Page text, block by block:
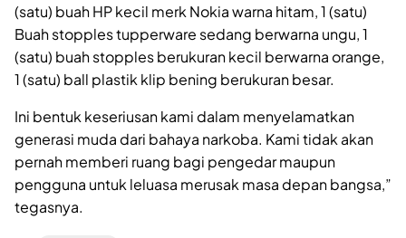
(satu) buah HP kecil merk Nokia warna hitam, 1 (satu)
Buah stopples tupperware sedang berwarna ungu, 1
(satu) buah stopples berukuran kecil berwarna orange,
1 (satu) ball plastik klip bening berukuran besar.
Ini bentuk keseriusan kami dalam menyelamatkan
generasi muda dari bahaya narkoba. Kami tidak akan
pernah memberi ruang bagi pengedar maupun
pengguna untuk leluasa merusak masa depan bangsa,”
tegasnya.